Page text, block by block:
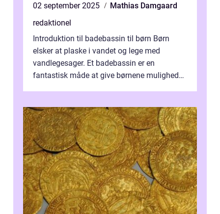
02 september 2025
Mathias Damgaard
redaktionel
Introduktion til badebassin til børn Børn
elsker at plaske i vandet og lege med
vandlegesager. Et badebassin er en
fantastisk måde at give børnene mulighed